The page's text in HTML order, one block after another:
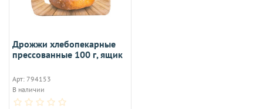
Дрожжи хлебопекарные
прессованные 100 г, ящик
Арт: 794153
В наличии